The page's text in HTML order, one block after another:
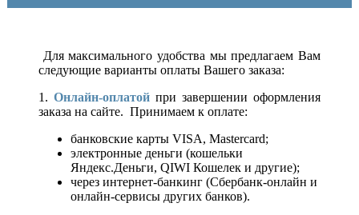
Для максимального удобства мы предлагаем Вам
следующие варианты оплаты Вашего заказа:
1. Онлайн-оплатой при завершении оформления
заказа на сайте. Принимаем к оплате:
банковские карты VISA, Mastercard;
электронные деньги (кошельки
Яндекс.Деньги, QIWI Кошелек и другие);
через интернет-банкинг (Сбербанк-онлайн и
онлайн-сервисы других банков).